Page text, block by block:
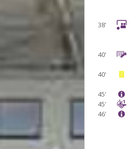
38'
40'
40'
45'
45'
46'